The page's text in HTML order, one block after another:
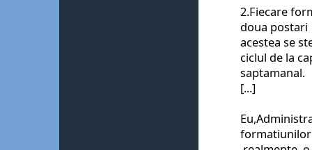
2.Fiecare
doua postari
acestea se
ciclul de la
saptamanal.
[...]
formatiunilor